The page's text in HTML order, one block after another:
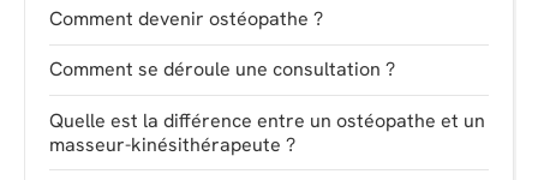
Comment devenir ostéopathe ?
Comment se déroule une consultation ?
Quelle est la différence entre un ostéopathe et un
masseur-kinésithérapeute ?